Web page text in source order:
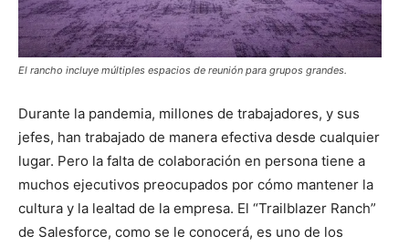
El rancho incluye múltiples espacios de reunión para grupos grandes.
Durante la pandemia, millones de trabajadores, y sus
jefes, han trabajado de manera efectiva desde cualquier
lugar. Pero la falta de colaboración en persona tiene a
muchos ejecutivos preocupados por cómo mantener la
cultura y la lealtad de la empresa. El “Trailblazer Ranch”
de Salesforce, como se le conocerá, es uno de los